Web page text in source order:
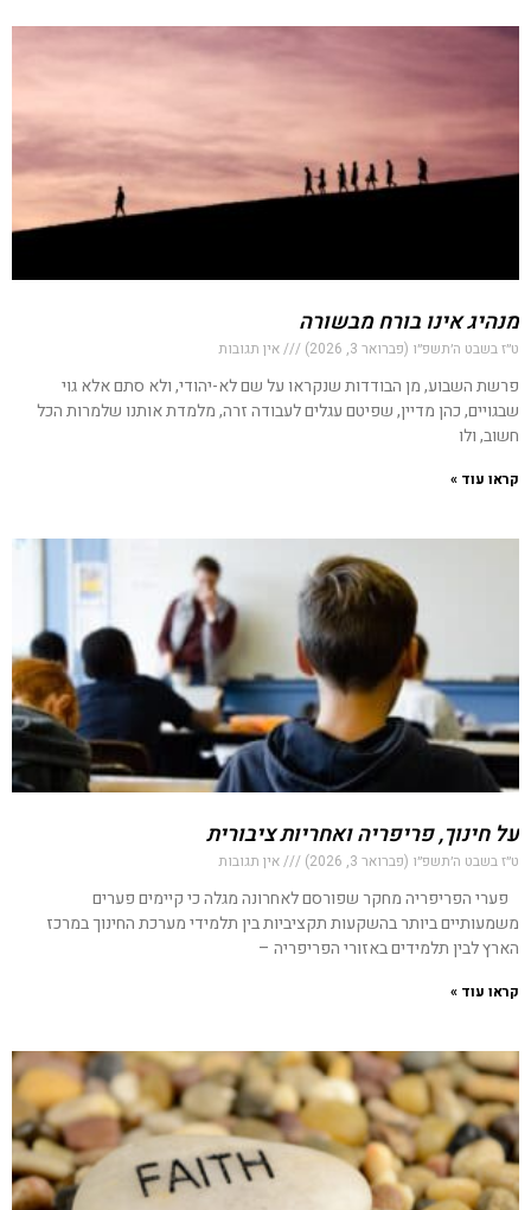
מנהיג אינו בורח מבשורה
ט״ז בשבט ה׳תשפ״ו (פברואר 3, 2026) אין תגובות
פרשת השבוע, מן הבודדות שנקראו על שם לא-יהודי, ולא סתם אלא גוי
שבגויים, כהן מדיין, שפיטם עגלים לעבודה זרה, מלמדת אותנו שלמרות הכל
חשוב, ולו
קראו עוד »
על חינוך, פריפריה ואחריות ציבורית
ט״ז בשבט ה׳תשפ״ו (פברואר 3, 2026) אין תגובות
פערי הפריפריה מחקר שפורסם לאחרונה מגלה כי קיימים פערים
משמעותיים ביותר בהשקעות תקציביות בין תלמידי מערכת החינוך במרכז
הארץ לבין תלמידים באזורי הפריפריה –
קראו עוד »